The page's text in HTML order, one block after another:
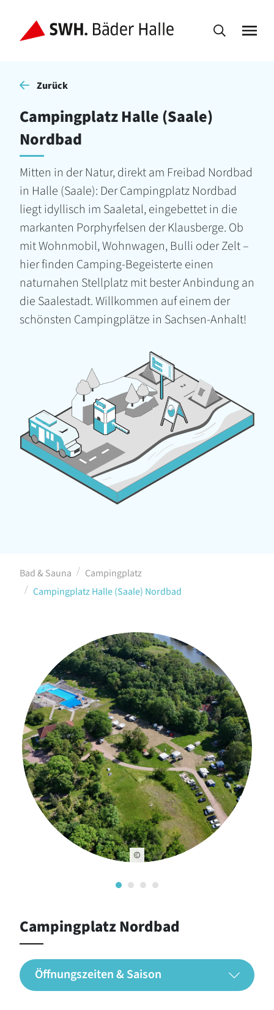
Zurück
Campingplatz Halle (Saale)
Nordbad
Mitten in der Natur, direkt am Freibad Nordbad
in Halle (Saale): Der Campingplatz Nordbad
liegt idyllisch im Saaletal, eingebettet in die
markanten Porphyrfelsen der Klausberge. Ob
mit Wohnmobil, Wohnwagen, Bulli oder Zelt –
hier finden Camping-Begeisterte einen
naturnahen Stellplatz mit bester Anbindung an
die Saalestadt. Willkommen auf einem der
schönsten Campingplätze in Sachsen-Anhalt!
Bad & Sauna
Campingplatz
Campingplatz Halle (Saale) Nordbad
Campingplatz Nordbad
Öffnungszeiten & Saison